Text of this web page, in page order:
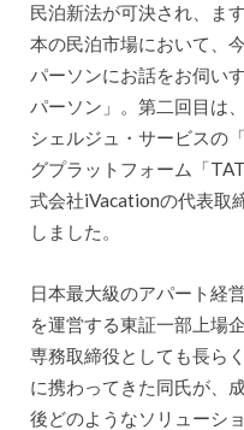
民泊新法が可決され、ま
本の民泊市場において、
パーソンにお話をお伺い
パーソン」。第二回目は
シェルジュ・サービスの
グプラットフォーム「
式会社iVacationの代表取
しました。
日本最大級のアパート経
を運営する東証一部上場
専務取締役としても長ら
に携わってきた同氏が、
後どのようなソリューシ